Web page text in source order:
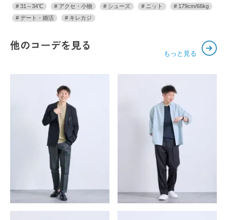
31～34℃ アクセ・小物 シューズ ニット
179cm/66kg
デート・婚活
キレカジ
他のコーデを見る
もっと見る